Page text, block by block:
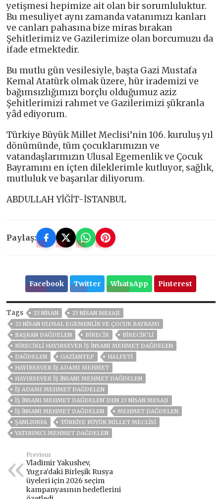
yetişmesi hepimize ait olan bir sorumluluktur.
Bu mesuliyet aynı zamanda vatanımızı kanları
ve canları pahasına bize miras bırakan
Şehitlerimiz ve Gazilerimize olan borcumuzu da
ifade etmektedir.
Bu mutlu gün vesilesiyle, başta Gazi Mustafa
Kemal Atatürk olmak üzere, hür irademizi ve
bağımsızlığımızı borçlu olduğumuz aziz
Şehitlerimizi rahmet ve Gazilerimizi şükranla
yâd ediyorum.
Türkiye Büyük Millet Meclisi’nin 106. kuruluş yıl
dönümünde, tüm çocuklarımızın ve
vatandaşlarımızın Ulusal Egemenlik ve Çocuk
Bayramını en içten dileklerimle kutluyor, sağlık,
mutluluk ve başarılar diliyorum.
ABDULLAH YİĞİT-İSTANBUL
Paylaş:
Facebook Twitter WhatsApp Pinterest
Tags 23 NİSAN
23 NİSAN MESAJI
23 NISAN ULUSAL EGEMENLIK VE ÇOCUK BAYRAMI
BAŞKAN DAĞDELEN
BİRECİK
BIRECIK’LI
BIRECIKLI HAYIRSEVER İŞ İNSANI MEHMET DAĞDELEN
DAĞDELEN
GAZIANTEP
HALFETİ
HAYIRSEVER IŞ ADAMI MEHMET
HAYIRSEVER İŞ İNSANI MEHMET DAĞDELEN
IŞ ADAMI MEHMET DAĞDELEN
İŞ İNSANI MEHMET DAĞDELEN`DEN 23 NİSAN MESAJI
İŞ İNSANI MEHMET DAĞDELEN
MEHMET DAĞDELEN
ŞANLIURFA
TÜRKIYE BÜYÜK MILLET MECLISI
YATIRIMCI MEHMET DAĞDELEN
Previous
Vladimir Yakushev,
Yugra’daki Birleşik Rusya
üyeleri için 2026 seçim
kampanyasının hedeflerini